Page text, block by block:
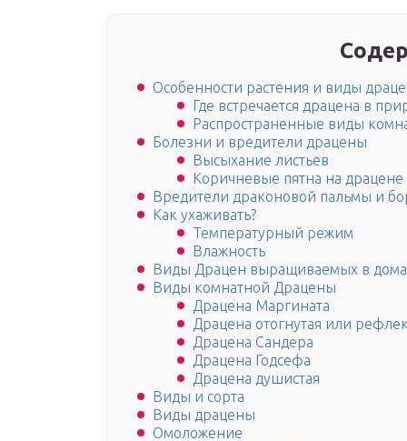
Особенности растения и виды
Где встречается драцена в
Распространенные виды
Болезни и вредители драцены
Высыхание листьев
Коричневые пятна на драцене
Вредители драконовой пальмы и
Как ухаживать?
Температурный режим
Влажность
Виды Драцен выращиваемых в
Виды комнатной Драцены
Драцена Маргината
Драцена отогнутая или
Драцена Сандера
Драцена Годсефа
Драцена душистая
Виды и сорта
Виды драцены
Омоложение